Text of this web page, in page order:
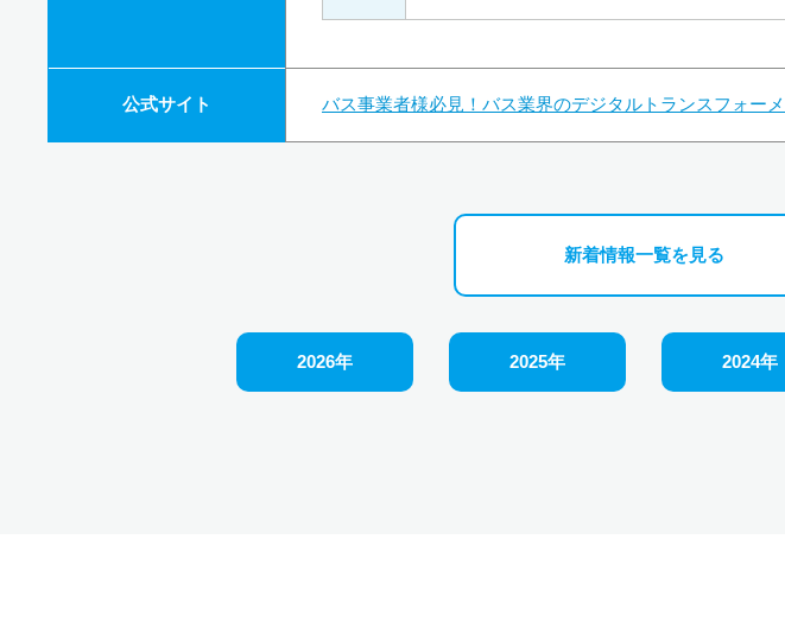
公式サイト バス事業者様必見！バス業界のデジタルトランスフォー
新着情報一覧を見る
2026年 2025年 2024年